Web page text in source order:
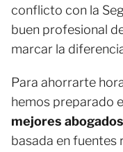
conflicto con la
buen profesional
marcar la
Para ahorrarte
hemos preparado
mejores
basada en fuentes